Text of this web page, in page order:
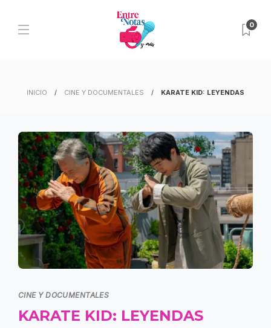
0
INICIO CINE Y DOCUMENTALES KARATE KID: LEYENDAS
CINE Y DOCUMENTALES
KARATE KID: LEYENDAS